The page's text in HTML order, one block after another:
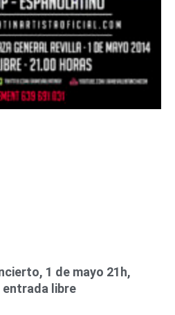
1 de mayo 21h,
entrada libre